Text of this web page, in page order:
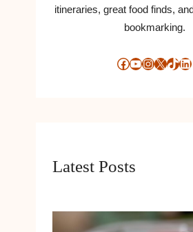
itineraries, great food finds,
bookmarking.
Facebook YouTube InstagramX TikTok LinkedIn
Latest Posts